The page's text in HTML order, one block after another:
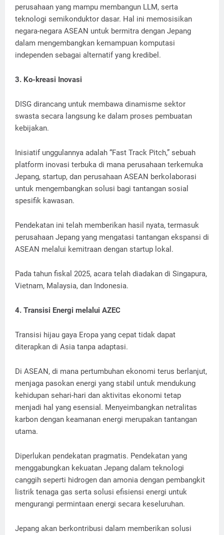
perusahaan yang mampu membangun LLM, serta
teknologi semikonduktor dasar. Hal ini memosisikan
negara-negara ASEAN untuk bermitra dengan Jepang
dalam mengembangkan kemampuan komputasi
independen sebagai alternatif yang kredibel.
3. Ko-kreasi Inovasi
DISG dirancang untuk membawa dinamisme sektor
swasta secara langsung ke dalam proses pembuatan
kebijakan.
Inisiatif unggulannya adalah “Fast Track Pitch,” sebuah
platform inovasi terbuka di mana perusahaan terkemuka
Jepang, startup, dan perusahaan ASEAN berkolaborasi
untuk mengembangkan solusi bagi tantangan sosial
spesifik kawasan.
Pendekatan ini telah memberikan hasil nyata, termasuk
perusahaan Jepang yang mengatasi tantangan ekspansi di
ASEAN melalui kemitraan dengan startup lokal.
Pada tahun fiskal 2025, acara telah diadakan di Singapura,
Vietnam, Malaysia, dan Indonesia.
4. Transisi Energi melalui AZEC
Transisi hijau gaya Eropa yang cepat tidak dapat
diterapkan di Asia tanpa adaptasi.
Di ASEAN, di mana pertumbuhan ekonomi terus berlanjut,
menjaga pasokan energi yang stabil untuk mendukung
kehidupan sehari-hari dan aktivitas ekonomi tetap
menjadi hal yang esensial. Menyeimbangkan netralitas
karbon dengan keamanan energi merupakan tantangan
utama.
Diperlukan pendekatan pragmatis. Pendekatan yang
menggabungkan kekuatan Jepang dalam teknologi
canggih seperti hidrogen dan amonia dengan pembangkit
listrik tenaga gas serta solusi efisiensi energi untuk
mengurangi permintaan energi secara keseluruhan.
Jepang akan berkontribusi dalam memberikan solusi